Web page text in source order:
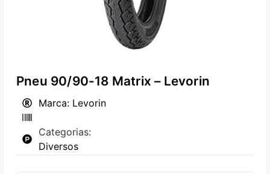
Pneu 90/90-18 Matrix – Levorin
Marca: Levorin
Categorias:
Diversos